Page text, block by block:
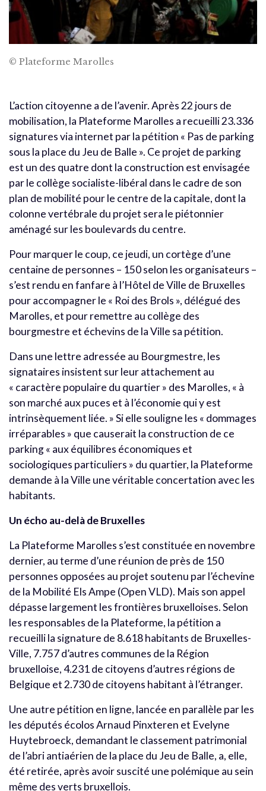
© Plateforme Marolles
L’action citoyenne a de l’avenir. Après 22 jours de
mobilisation, la Plateforme Marolles a recueilli 23.336
signatures via internet par la pétition « Pas de parking
sous la place du Jeu de Balle ». Ce projet de parking
est un des quatre dont la construction est envisagée
par le collège socialiste-libéral dans le cadre de son
plan de mobilité pour le centre de la capitale, dont la
colonne vertébrale du projet sera le piétonnier
aménagé sur les boulevards du centre.
Pour marquer le coup, ce jeudi, un cortège d’une
centaine de personnes – 150 selon les organisateurs –
s’est rendu en fanfare à l’Hôtel de Ville de Bruxelles
pour accompagner le « Roi des Brols », délégué des
Marolles, et pour remettre au collège des
bourgmestre et échevins de la Ville sa pétition.
Dans une lettre adressée au Bourgmestre, les
signataires insistent sur leur attachement au
« caractère populaire du quartier » des Marolles, « à
son marché aux puces et à l’économie qui y est
intrinsèquement liée. » Si elle souligne les « dommages
irréparables » que causerait la construction de ce
parking « aux équilibres économiques et
sociologiques particuliers » du quartier, la Plateforme
demande à la Ville une véritable concertation avec les
habitants.
Un écho au-delà de Bruxelles
La Plateforme Marolles s’est constituée en novembre
dernier, au terme d’une réunion de près de 150
personnes opposées au projet soutenu par l’échevine
de la Mobilité Els Ampe (Open VLD). Mais son appel
dépasse largement les frontières bruxelloises. Selon
les responsables de la Plateforme, la pétition a
recueilli la signature de 8.618 habitants de Bruxelles-
Ville, 7.757 d’autres communes de la Région
bruxelloise, 4.231 de citoyens d’autres régions de
Belgique et 2.730 de citoyens habitant à l’étranger.
Une autre pétition en ligne, lancée en parallèle par les
les députés écolos Arnaud Pinxteren et Evelyne
Huytebroeck, demandant le classement patrimonial
de l’abri antiaérien de la place du Jeu de Balle, a, elle,
été retirée, après avoir suscité une polémique au sein
même des verts bruxellois.